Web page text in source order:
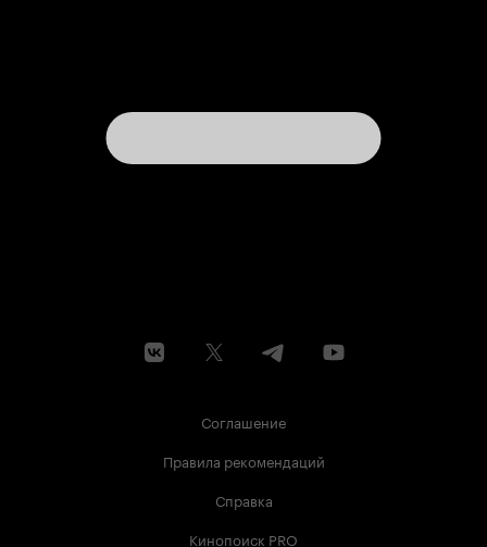
Соглашение
Правила рекомендаций
Справка
Кинопоиск PRO